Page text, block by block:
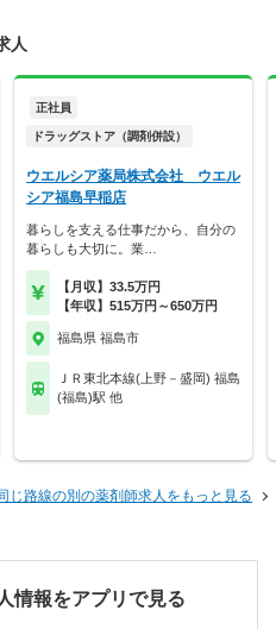
人
正社員
ドラッグストア（調剤併設）
ウエルシア薬局株式会社 ウエル
シア福島早稲店
暮らしを支える仕事だから、自分の
暮らしも大切に。業…
【月収】33.5万円
【年収】515万円～650万円
福島県 福島市
ＪＲ東北本線(上野－盛岡) 福島
(福島)駅 他
じ路線の別の薬剤師求人をもっと見る
情報をアプリで見る